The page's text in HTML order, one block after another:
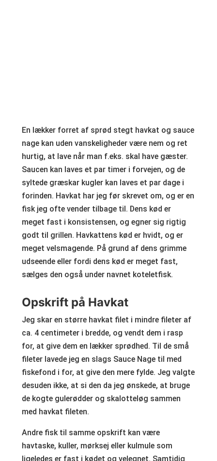
En lækker forret af sprød stegt havkat og sauce
nage kan uden vanskeligheder være nem og ret
hurtig, at lave når man f.eks. skal have gæster.
Saucen kan laves et par timer i forvejen, og de
syltede græskar kugler kan laves et par dage i
forinden. Havkat har jeg før skrevet om, og er en
fisk jeg ofte vender tilbage til. Dens kød er
meget fast i konsistensen, og egner sig rigtig
godt til grillen. Havkattens kød er hvidt, og er
meget velsmagende. På grund af dens grimme
udseende eller fordi dens kød er meget fast,
sælges den også under navnet koteletfisk.
Opskrift på Havkat
Jeg skar en større havkat filet i mindre fileter af
ca. 4 centimeter i bredde, og vendt dem i rasp
for, at give dem en lækker sprødhed. Til de små
fileter lavede jeg en slags Sauce Nage til med
fiskefond i for, at give den mere fylde. Jeg valgte
desuden ikke, at si den da jeg ønskede, at bruge
de kogte gulerødder og skalotteløg sammen
med havkat fileten.
Andre fisk til samme opskrift kan være
havtaske, kuller, mørksej eller kulmule som
ligeledes er fast i kødet og velegnet. Samtidig